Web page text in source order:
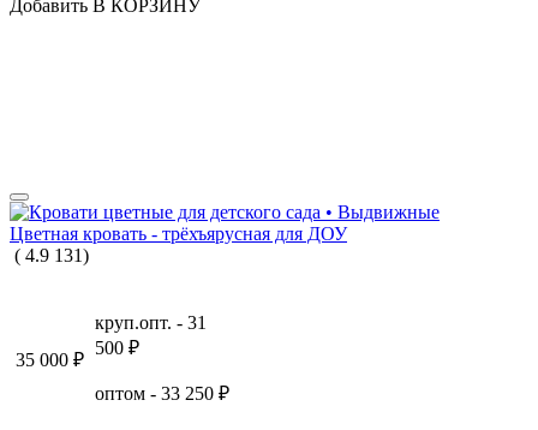
Добавить В КОРЗИНУ
Цветная кровать - трёхъярусная для ДОУ
( 4.9 131)
35 000 ₽
круп.опт. - 31
500 ₽
оптом - 33 250 ₽